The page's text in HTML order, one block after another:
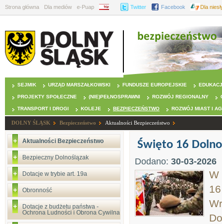
Strona główna Dla mediów e-Puap BIP Twitter Facebook Dla
SEJMIK URZĄD MARSZAŁKOWSKI FUNDUSZE EUROPEJSKIE
PROJEKTY SPOŁECZNE (NIE)PEŁNOSPRAWNI ROZWÓJ REGIONALNY
TRANSPORT I DROGI KOLEJE BEZPIECZEŃSTWO ROZWÓJ MIAST I
DOLNY ŚLĄSK Bezpieczeństwo Aktualności Bezpieczeństwo
Aktualności Bezpieczeństwo
Bezpieczny Dolnoślązak
Dotacje w trybie art. 19a
Obronność
Dotacje z budżetu państwa -
Ochrona Ludności i Obrona Cywilna
Święto 16
Dodano: 30-03-2026
W